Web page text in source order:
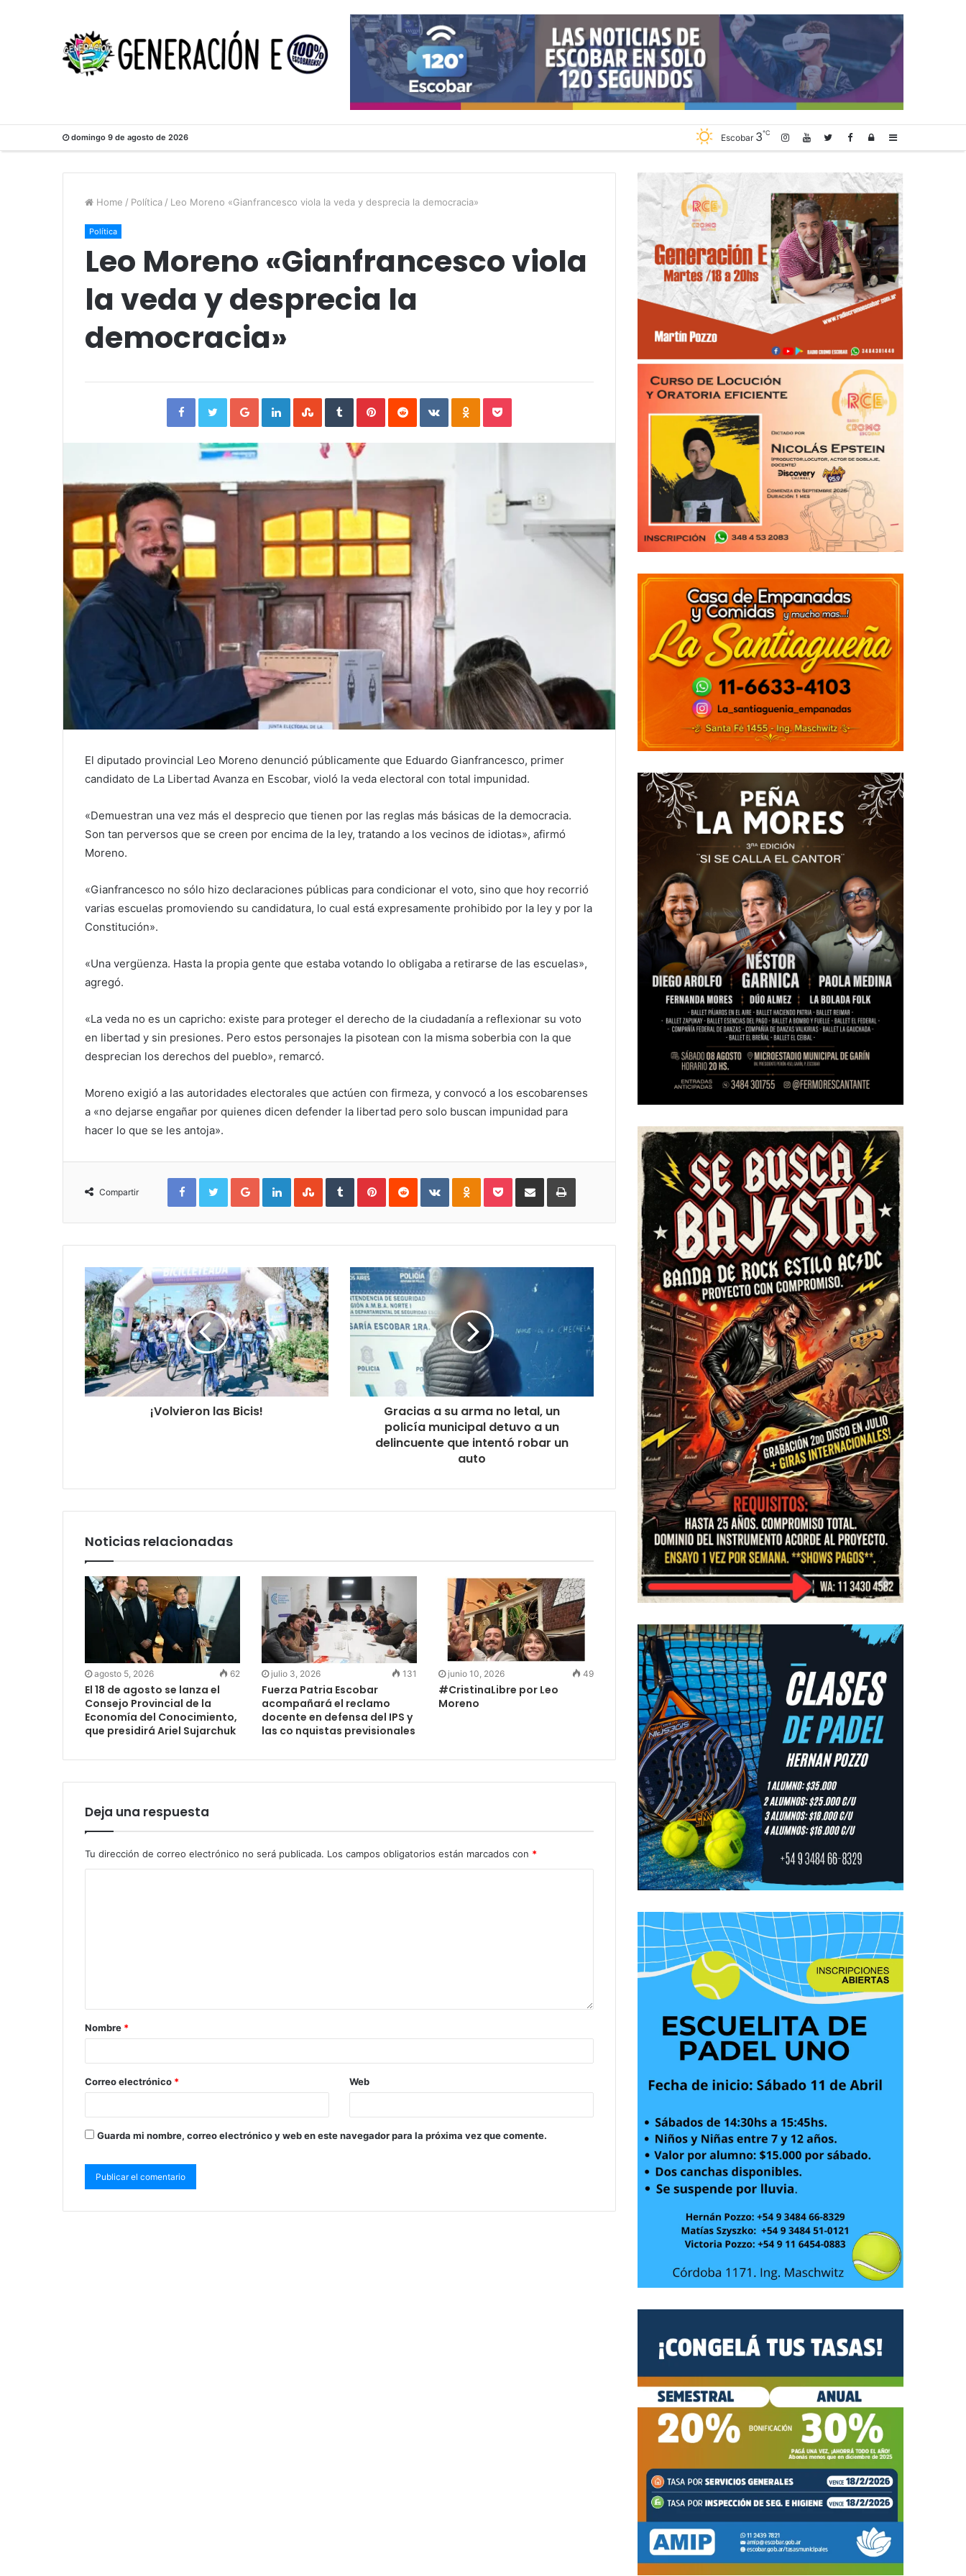
domingo 9 de agosto de 2026 Sidebar
Log
Escobar 3℃
Home / Política / Leo Moreno «Gianfrancesco viola la veda y desprecia la democracia»
Política
Leo Moreno «Gianfrancesco viola
la veda y desprecia la
democracia»
FacebookTwitterGoogle+LinkedInStumbleUpon
TumblrPinterestReddit VKontakteOdnoklassniki
Pocket
El diputado provincial Leo Moreno denunció públicamente que Eduardo Gianfrancesco, primer
candidato de La Libertad Avanza en Escobar, violó la veda electoral con total impunidad.
«Demuestran una vez más el desprecio que tienen por las reglas más básicas de la democracia.
Son tan perversos que se creen por encima de la ley, tratando a los vecinos de idiotas», afirmó
Moreno.
«Gianfrancesco no sólo hizo declaraciones públicas para condicionar el voto, sino que hoy recorrió
varias escuelas promoviendo su candidatura, lo cual está expresamente prohibido por la ley y por la
Constitución».
«Una vergüenza. Hasta la propia gente que estaba votando lo obligaba a retirarse de las escuelas»,
agregó.
«La veda no es un capricho: existe para proteger el derecho de la ciudadanía a reflexionar su voto
en libertad y sin presiones. Pero estos personajes la pisotean con la misma soberbia con la que
desprecian los derechos del pueblo», remarcó.
Moreno exigió a las autoridades electorales que actúen con firmeza, y convocó a los escobarenses
a «no dejarse engañar por quienes dicen defender la libertad pero solo buscan impunidad para
hacer lo que se les antoja».
Compartir
FacebookTwitterGoogle+LinkedInStumbleUpon
TumblrPinterestReddit VKontakteOdnoklassniki
PocketShare
Email
Print
¡Volvieron las Bicis!
Gracias a su arma no letal, un
policía municipal detuvo a un
delincuente que intentó robar un
auto
Noticias relacionadas
agosto 5, 2026 62
El 18 de agosto se lanza el
Consejo Provincial de la
Economía del Conocimiento,
que presidirá Ariel Sujarchuk
julio 3, 2026 131
Fuerza Patria Escobar
acompañará el reclamo
docente en defensa del IPS y
las co nquistas previsionales
junio 10, 2026 49
#CristinaLibre por Leo
Moreno
Deja una respuesta
Tu dirección de correo electrónico no será publicada. Los campos obligatorios están marcados con *
Nombre *
Correo electrónico * Web
Guarda mi nombre, correo electrónico y web en este navegador para la próxima vez que comente.